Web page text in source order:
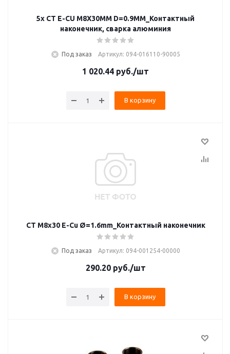
5x CT E-CU M8X30MM D=0.9MM_Контактный
наконечник, сварка алюминия
Под заказ Артикул: 094-016110-90005
1 020.44 руб./шт
В корзину
CT M8x30 E-Cu Ø=1.6mm_Контактный наконечник
Под заказ Артикул: 094-001254-00000
290.20руб./шт
В корзину